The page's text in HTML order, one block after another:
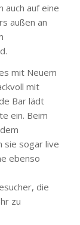
auch auf eine
außen an
mit Neuem
mit
Bar lädt
ein. Beim
sie sogar live
ebenso
die
zu